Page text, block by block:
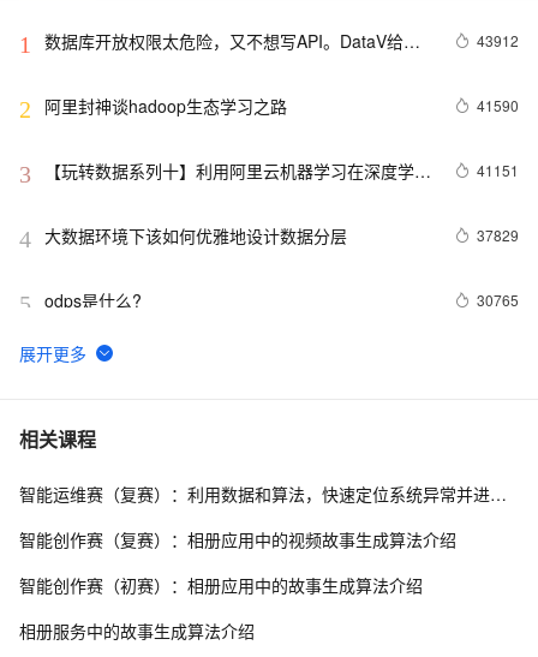
1
数据库开放权限太危险，又不想写API。DataV给你
43912
2 阿里封神谈hadoop生态学习之路 41590
3
【玩转数据系列十】利用阿里云机器学习在深度学习
41151
4 大数据环境下该如何优雅地设计数据分层 37829
5 odps是什么? 30765
6
ajax请求总是不成功？浏览器的同源策略和跨域问题
7 【技术实验】mysql准实时同步数据到Elasticsearch
8 数据仓库介绍与实时数仓案例 20843
10分布式快照算法: Chandy-Lamport
相关课程
智能运维赛（复赛）：利用数据和算法，快速定位系统异常并进行根因分析
智能创作赛（复赛）：相册应用中的视频故事生成算法介绍
智能创作赛（初赛）：相册应用中的故事生成算法介绍
相册服务中的故事生成算法介绍